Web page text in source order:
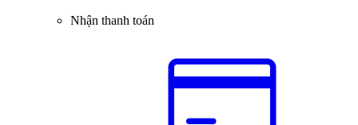
Nhận thanh toán